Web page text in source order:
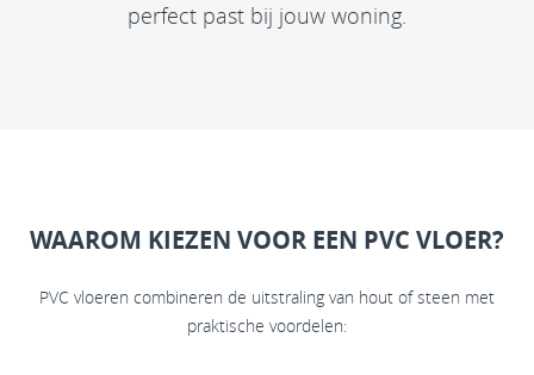
perfect past bij jouw woning.
WAAROM KIEZEN VOOR EEN PVC VLOER?
PVC vloeren combineren de uitstraling van hout of steen met
praktische voordelen: